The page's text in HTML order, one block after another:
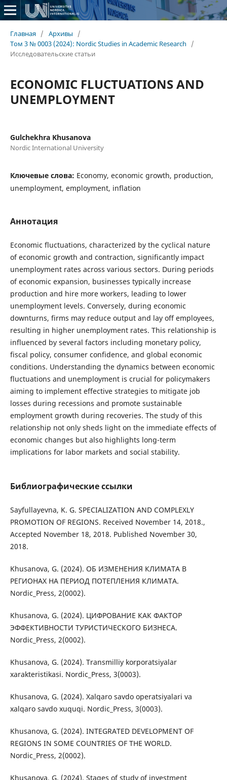
Главная / Архивы
/
Том 3 № 0003 (2024): Nordic Studies in Academic Research
/
Исследовательские статьи
ECONOMIC FLUCTUATIONS AND
UNEMPLOYMENT
Gulchekhra Khusanova
Nordic International University
Ключевые слова: Economy, economic growth, production,
unemployment, employment, inflation
Аннотация
Economic fluctuations, characterized by the cyclical nature
of economic growth and contraction, significantly impact
unemployment rates across various sectors. During periods
of economic expansion, businesses typically increase
production and hire more workers, leading to lower
unemployment levels. Conversely, during economic
downturns, firms may reduce output and lay off employees,
resulting in higher unemployment rates. This relationship is
influenced by several factors including monetary policy,
fiscal policy, consumer confidence, and global economic
conditions. Understanding the dynamics between economic
fluctuations and unemployment is crucial for policymakers
aiming to implement effective strategies to mitigate job
losses during recessions and promote sustainable
employment growth during recoveries. The study of this
relationship not only sheds light on the immediate effects of
economic changes but also highlights long-term
implications for labor markets and social stability.
Библиографические ссылки
Sayfullayevna, K. G. SPECIALIZATION AND COMPLEXLY
PROMOTION OF REGIONS. Received November 14, 2018.,
Accepted November 18, 2018. Published November 30,
2018.
Khusanova, G. (2024). ОБ ИЗМЕНЕНИЯ КЛИМАТА В
РЕГИОНАХ НА ПЕРИОД ПОТЕПЛЕНИЯ КЛИМАТА.
Nordic_Press, 2(0002).
Khusanova, G. (2024). ЦИФРОВАНИЕ КАК ФАКТОР
ЭФФЕКТИВНОСТИ ТУРИСТИЧЕСКОГО БИЗНЕСА.
Nordic_Press, 2(0002).
Khusanova, G. (2024). Transmilliy korporatsiyalar
xarakteristikasi. Nordic_Press, 3(0003).
Khusanova, G. (2024). Xalqaro savdo operatsiyalari va
xalqaro savdo xuquqi. Nordic_Press, 3(0003).
Khusanova, G. (2024). INTEGRATED DEVELOPMENT OF
REGIONS IN SOME COUNTRIES OF THE WORLD.
Nordic_Press, 2(0002).
Khusanova, G. (2024). Stages of study of investment